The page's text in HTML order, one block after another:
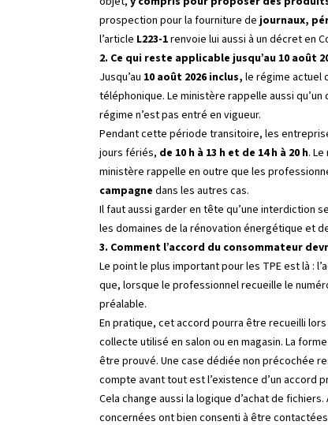
prospection pour la fourniture dejournaux,
l’article L223-1renvoie lui aussi à un décret en
2. Ce qui reste applicable jusqu’au 10 août
Jusqu’au 10 août 2026 inclus, le régime actuel
téléphonique. Le ministère rappelle aussi qu’un
régime n’est pas entré en vigueur.
Pendant cette période transitoire, les
jours fériés, de 10 h à 13 h et de 14 h à 20 h.
ministère rappelle en outre que les
campagne dans les autres cas.
Il faut aussi garder en tête qu’une interdiction
les domaines de la rénovation énergétique et
3. Comment l’accord du consommateur
Le point le plus important pour les TPE est là :
que, lorsque le professionnel recueille le
préalable.
En pratique, cet accord pourra être recueilli
collecte utilisé en salon ou en magasin. La
être prouvé. Une case dédiée non précochée
compte avant tout est l’existence d’un accord
Cela change aussi la logique d’achat de fichiers.
concernées ont bien consenti à être